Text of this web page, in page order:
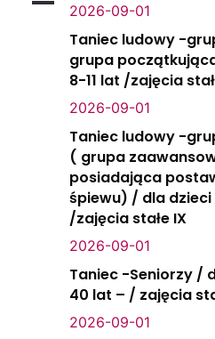
2026-09-01
Taniec ludowy -
grupa
8-11 lat /zajęcia
2026-09-01
Taniec ludowy -
( grupa
posiadająca
śpiewu) / dla
/zajęcia stałe IX
2026-09-01
Taniec -Seniorzy /
40 lat – / zajęcia
2026-09-01